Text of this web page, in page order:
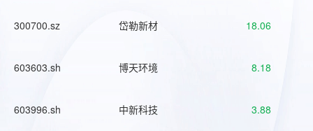
300700.sz 岱勒新材 18.06
603603.sh 博天环境 8.18
603996.sh 中新科技 3.88